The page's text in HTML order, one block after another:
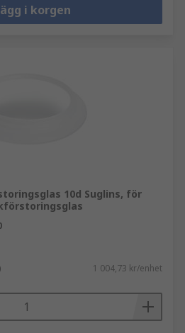
i korgen
10d Suglins, för
1 004,73 kr/enhet